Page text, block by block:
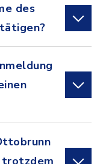
des
trotzdem